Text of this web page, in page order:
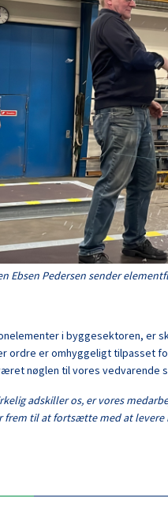
Ebsen Pedersen sender
i byggesektoren, er
ordre er omhyggeligt tilpasset
nøglen til vores vedvarende
adskiller os, er vores
til at fortsætte med at